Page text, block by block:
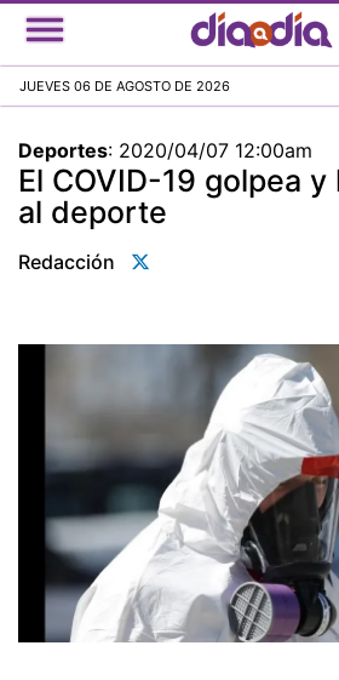
Pasar
al
JUEVES 06 DE AGOSTO DE 2026
Deportes: 2020/04/07 12:00am
El COVID-19 golpea
al deporte
Redacción